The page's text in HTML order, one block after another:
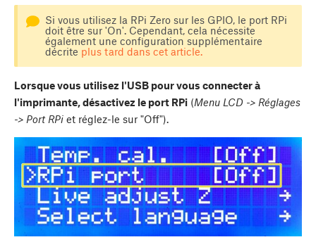
Si vous utilisez la RPi Zero sur les GPIO, le port RPi
doit être sur 'On'. Cependant, cela nécessite
également une configuration supplémentaire
décrite plus tard dans cet article.
Lorsque vous utilisez l'USB pour vous connecter à
l'imprimante, désactivez le port RPi (Menu LCD -> Réglages
-> Port RPi et réglez-le sur "Off").